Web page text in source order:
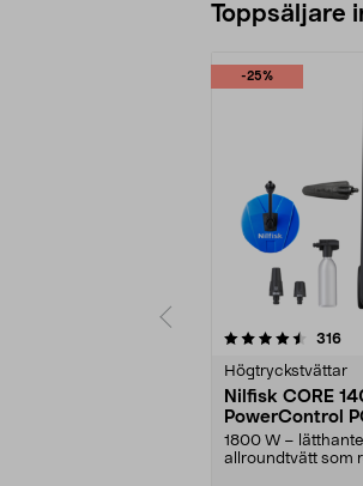
Toppsäljare
-25%
316
Högtryckstvättar
Nilfisk CORE
PowerControl
högtryckstvätt
1800 W –
allroundtvätt som
4.5 av 5